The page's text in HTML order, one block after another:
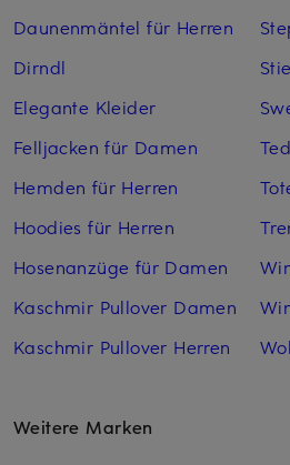
Daunenmäntel für Herren
Dirndl
Elegante Kleider
Felljacken für Damen
Hemden für Herren
Hoodies für Herren
Hosenanzüge für Damen
Kaschmir Pullover Damen
Kaschmir Pullover Herren
Weitere Marken